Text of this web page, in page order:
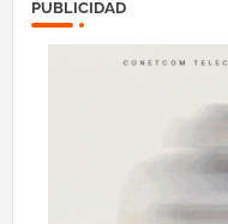
PUBLICIDAD